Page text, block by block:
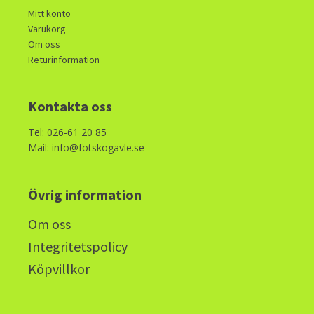
Mitt konto
Varukorg
Om oss
Returinformation
Kontakta oss
Tel: 026-61 20 85
Mail: info@fotskogavle.se
Övrig information
Om oss
Integritetspolicy
Köpvillkor